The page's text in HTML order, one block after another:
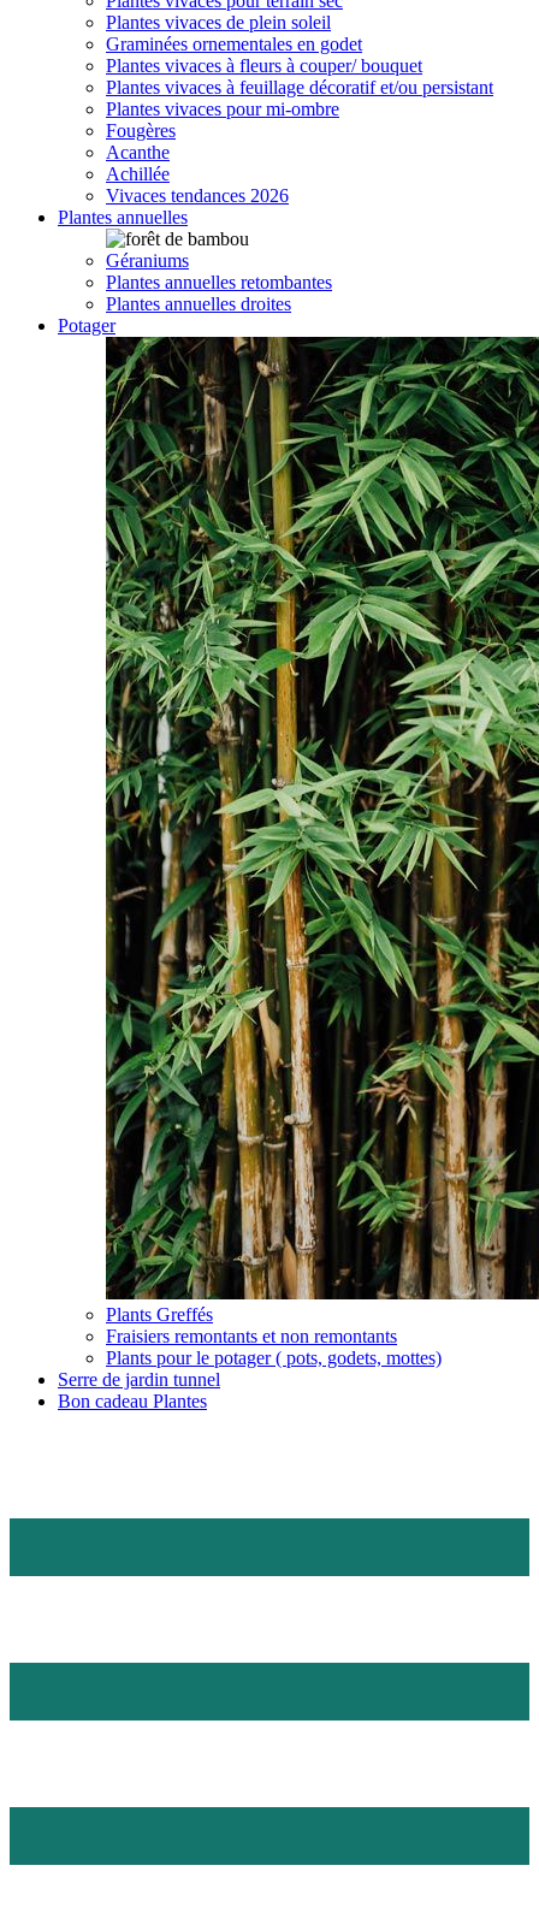
Plantes vivaces de plein soleil
Graminées ornementales en godet
Plantes vivaces à fleurs à couper/ bouquet
Plantes vivaces à feuillage décoratif et/ou persistant
Plantes vivaces pour mi-ombre
Fougères
Acanthe
Achillée
Vivaces tendances 2026
Plantes annuelles
Géraniums
Plantes annuelles retombantes
Plantes annuelles droites
Potager
Plants Greffés
Fraisiers remontants et non remontants
Plants pour le potager ( pots, godets, mottes)
Serre de jardin tunnel
Bon cadeau Plantes